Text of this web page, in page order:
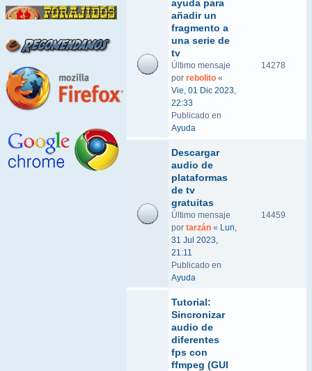
ayuda para
añadir un
fragmento a
una serie de
tv
Último mensaje
por rebolito «
Vie, 01 Dic 2023,
22:33
Publicado en
Ayuda
14278
Descargar
audio de
plataformas
de tv
gratuitas
Último mensaje
por tarzán « Lun,
31 Jul 2023,
21:11
Publicado en
Ayuda
14459
Tutorial:
Sincronizar
audio de
diferentes
fps con
ffmpeg (GUI